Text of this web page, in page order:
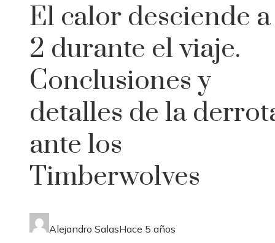
El calor desciende a
2 durante el viaje.
Conclusiones y
detalles de la
ante los
Timberwolves
Alejandro SalasHace 5 años